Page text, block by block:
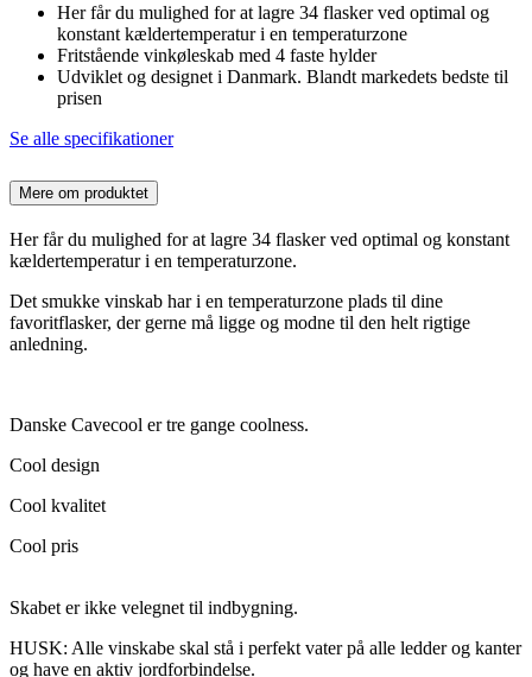
Her får du mulighed for at lagre 34 flasker ved optimal og
konstant kældertemperatur i en temperaturzone
Fritstående vinkøleskab med 4 faste hylder
Udviklet og designet i Danmark. Blandt markedets bedste til
prisen
Se alle specifikationer
Mere om produktet
Her får du mulighed for at lagre 34 flasker ved optimal og konstant
kældertemperatur i en temperaturzone.
Det smukke vinskab har i en temperaturzone plads til dine
favoritflasker, der gerne må ligge og modne til den helt rigtige
anledning.
Danske Cavecool er tre gange coolness.
Cool design
Cool kvalitet
Cool pris
Skabet er ikke velegnet til indbygning.
HUSK: Alle vinskabe skal stå i perfekt vater på alle ledder og kanter
og have en aktiv jordforbindelse.